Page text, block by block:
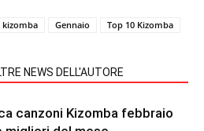
kizomba Gennaio Top 10 Kizomba
NEWS DELL'AUTORE
canzoni Kizomba febbraio